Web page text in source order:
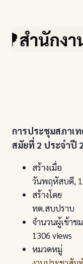
นักงานเ
การประชุมสภาเ
สมัยที่ 2 ประจำปี
สร้างเมื่อ
วันพฤหัสบดี,
สร้างโดย
ทต.สบปราบ
จำนวนผู้เข้าชม
1306 views
หมวดหมู่